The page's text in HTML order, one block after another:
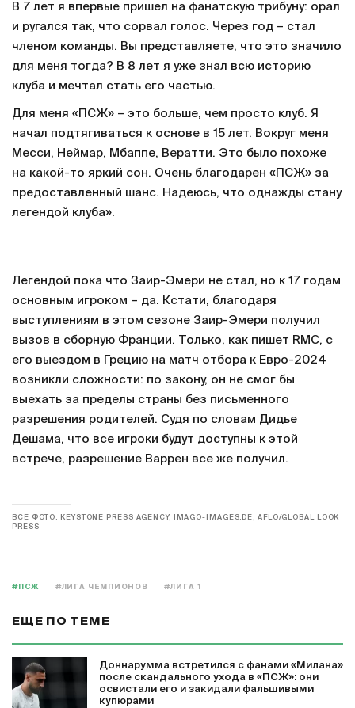
В 7 лет я впервые пришел на фанатскую трибуну: орал
и ругался так, что сорвал голос. Через год – стал
членом команды. Вы представляете, что это значило
для меня тогда? В 8 лет я уже знал всю историю
клуба и мечтал стать его частью.
Для меня «ПСЖ» – это больше, чем просто клуб. Я
начал подтягиваться к основе в 15 лет. Вокруг меня
Месси, Неймар, Мбаппе, Вератти. Это было похоже
на какой-то яркий сон. Очень благодарен «ПСЖ» за
предоставленный шанс. Надеюсь, что однажды стану
легендой клуба».
Легендой пока что Заир-Эмери не стал, но к 17 годам
основным игроком – да. Кстати, благодаря
выступлениям в этом сезоне Заир-Эмери получил
вызов в сборную Франции. Только, как пишет RMC, с
его выездом в Грецию на матч отбора к Евро-2024
возникли сложности: по закону, он не смог бы
выехать за пределы страны без письменного
разрешения родителей. Судя по словам Дидье
Дешама, что все игроки будут доступны к этой
встрече, разрешение Варрен все же получил.
ВСЕ ФОТО: KEYSTONE PRESS AGENCY, IMAGO-IMAGES.DE, AFLO/GLOBAL LOOK
PRESS
#ПСЖ #ЛИГА ЧЕМПИОНОВ #ЛИГА 1
ЕЩЕ ПО ТЕМЕ
Доннарумма встретился с фанами «Милана»
после скандального ухода в «ПСЖ»: они
освистали его и закидали фальшивыми
купюрами